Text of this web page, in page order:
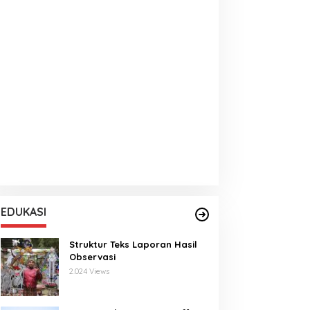
EDUKASI
Struktur Teks Laporan Hasil
Observasi
2.024 Views